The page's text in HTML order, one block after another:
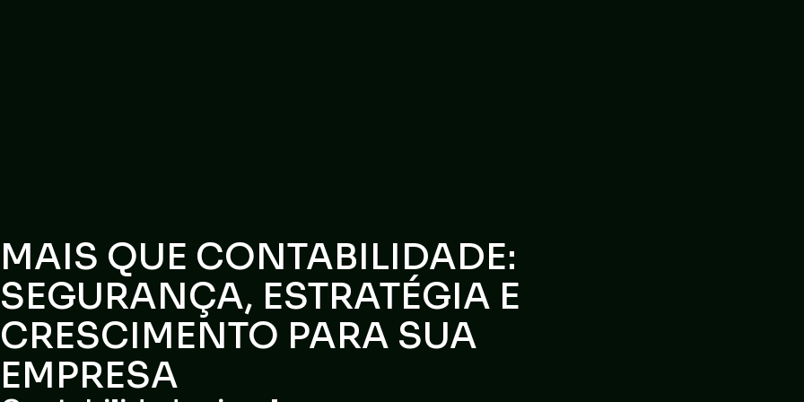
MAIS QUE CONTABILIDADE:
SEGURANÇA, ESTRATÉGIA E
CRESCIMENTO PARA SUA
EMPRESA